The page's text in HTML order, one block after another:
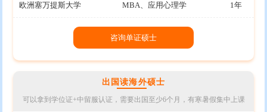
欧洲塞万提斯大学 MBA、应用心理学 1年
咨询单证硕士
出国读海外硕士
可以拿到学位证+中留服认证，需要出国至少6个月，有寒暑假集中上课